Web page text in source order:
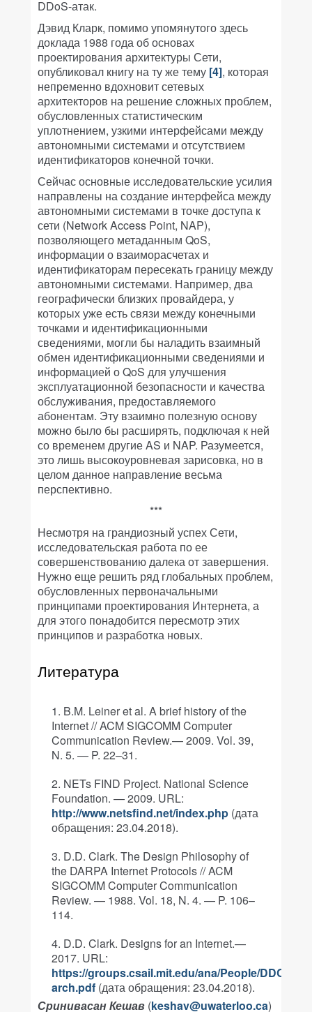
DDoS-атак.
Дэвид Кларк, помимо упомянутого здесь
доклада 1988 года об основах
проектирования архитектуры Сети,
опубликовал книгу на ту же тему [4], которая
непременно вдохновит сетевых
архитекторов на решение сложных проблем,
обусловленных статистическим
уплотнением, узкими интерфейсами между
автономными системами и отсутствием
идентификаторов конечной точки.
Сейчас основные исследовательские усилия
направлены на создание интерфейса между
автономными системами в точке доступа к
сети (Network Access Point, NAP),
позволяющего метаданным QoS,
информации о взаиморасчетах и
идентификаторам пересекать границу между
автономными системами. Например, два
географически близких провайдера, у
которых уже есть связи между конечными
точками и идентификационными
сведениями, могли бы наладить взаимный
обмен идентификационными сведениями и
информацией о QoS для улучшения
эксплуатационной безопасности и качества
обслуживания, предоставляемого
абонентам. Эту взаимно полезную основу
можно было бы расширять, подключая к ней
со временем другие AS и NAP. Разумеется,
это лишь высокоуровневая зарисовка, но в
целом данное направление весьма
перспективно.
***
Несмотря на грандиозный успех Сети,
исследовательская работа по ее
совершенствованию далека от завершения.
Нужно еще решить ряд глобальных проблем,
обусловленных первоначальными
принципами проектирования Интернета, а
для этого понадобится пересмотр этих
принципов и разработка новых.
Литература
B.M. Leiner et al. A brief history of the
Internet // ACM SIGCOMM Computer
Communication Review.— 2009. Vol. 39,
N. 5. — P. 22–31.
NETs FIND Project. National Science
Foundation. — 2009. URL:
http://www.netsfind.net/index.php (дата
обращения: 23.04.2018).
D.D. Clark. The Design Philosophy of
the DARPA Internet Protocols // ACM
SIGCOMM Computer Communication
Review. — 1988. Vol. 18, N. 4. — P. 106–
114.
D.D. Clark. Designs for an Internet.—
2017. URL:
https://groups.csail.mit.edu/ana/People/DDC/
arch.pdf (дата обращения: 23.04.2018).
Сринивасан Кешав (keshav@uwaterloo.ca)